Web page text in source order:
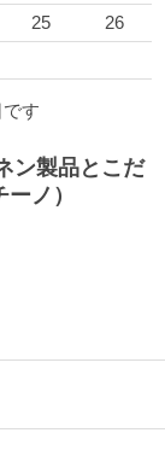
25
26
す
ン製品とこだ
ノ）